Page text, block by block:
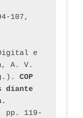
107,
e
A. V.
COP
diante
pp. 119-